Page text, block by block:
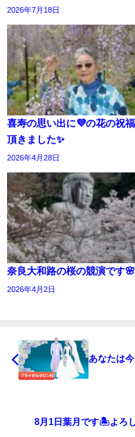
2026年7月18日
喜寿の思い出に💜の花の祝
頂きました✨
2026年4月28日
奈良大和路の桜の競演です
2026年4月2日
あなたは
8月1日葉月です🏝よろ